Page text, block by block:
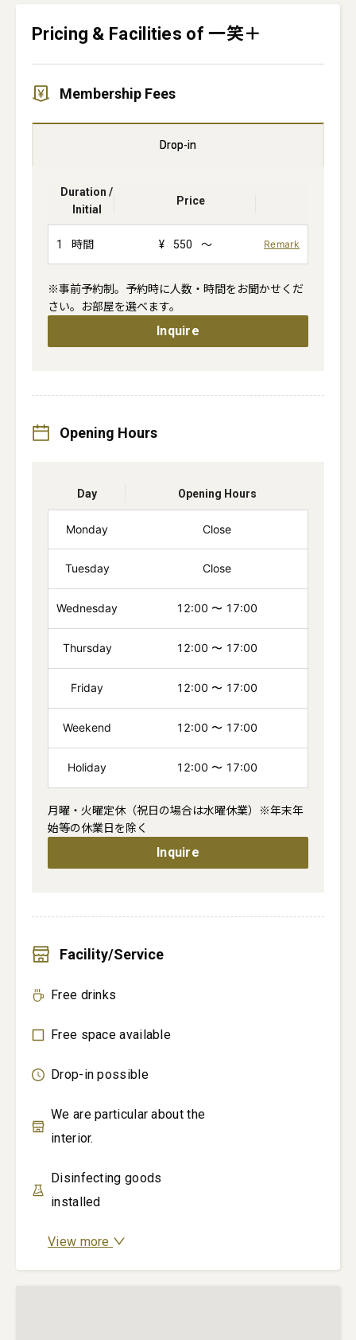
Pricing & Facilities of 一笑＋
Membership Fees
Drop-in
Duration /
Initial
Price
1 時間 ¥ 550 ～ Remark
※事前予約制。予約時に人数・時間をお聞かせくだ
さい。お部屋を選べます。
Inquire
Opening Hours
Day Opening Hours
Monday Close
Tuesday Close
Wednesday 12:00 〜 17:00
Thursday 12:00 〜 17:00
Friday 12:00 〜 17:00
Weekend 12:00 〜 17:00
Holiday 12:00 〜 17:00
月曜・火曜定休（祝日の場合は水曜休業）※年末年
始等の休業日を除く
Inquire
Facility/Service
Free drinks
Free space available
Drop-in possible
We are particular about the
interior.
Disinfecting goods
installed
View more